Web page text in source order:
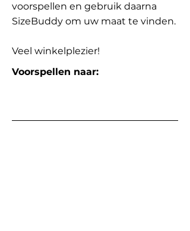
voorspellen en gebruik daarna
SizeBuddy om uw maat te vinden.
Veel winkelplezier!
Voorspellen naar: